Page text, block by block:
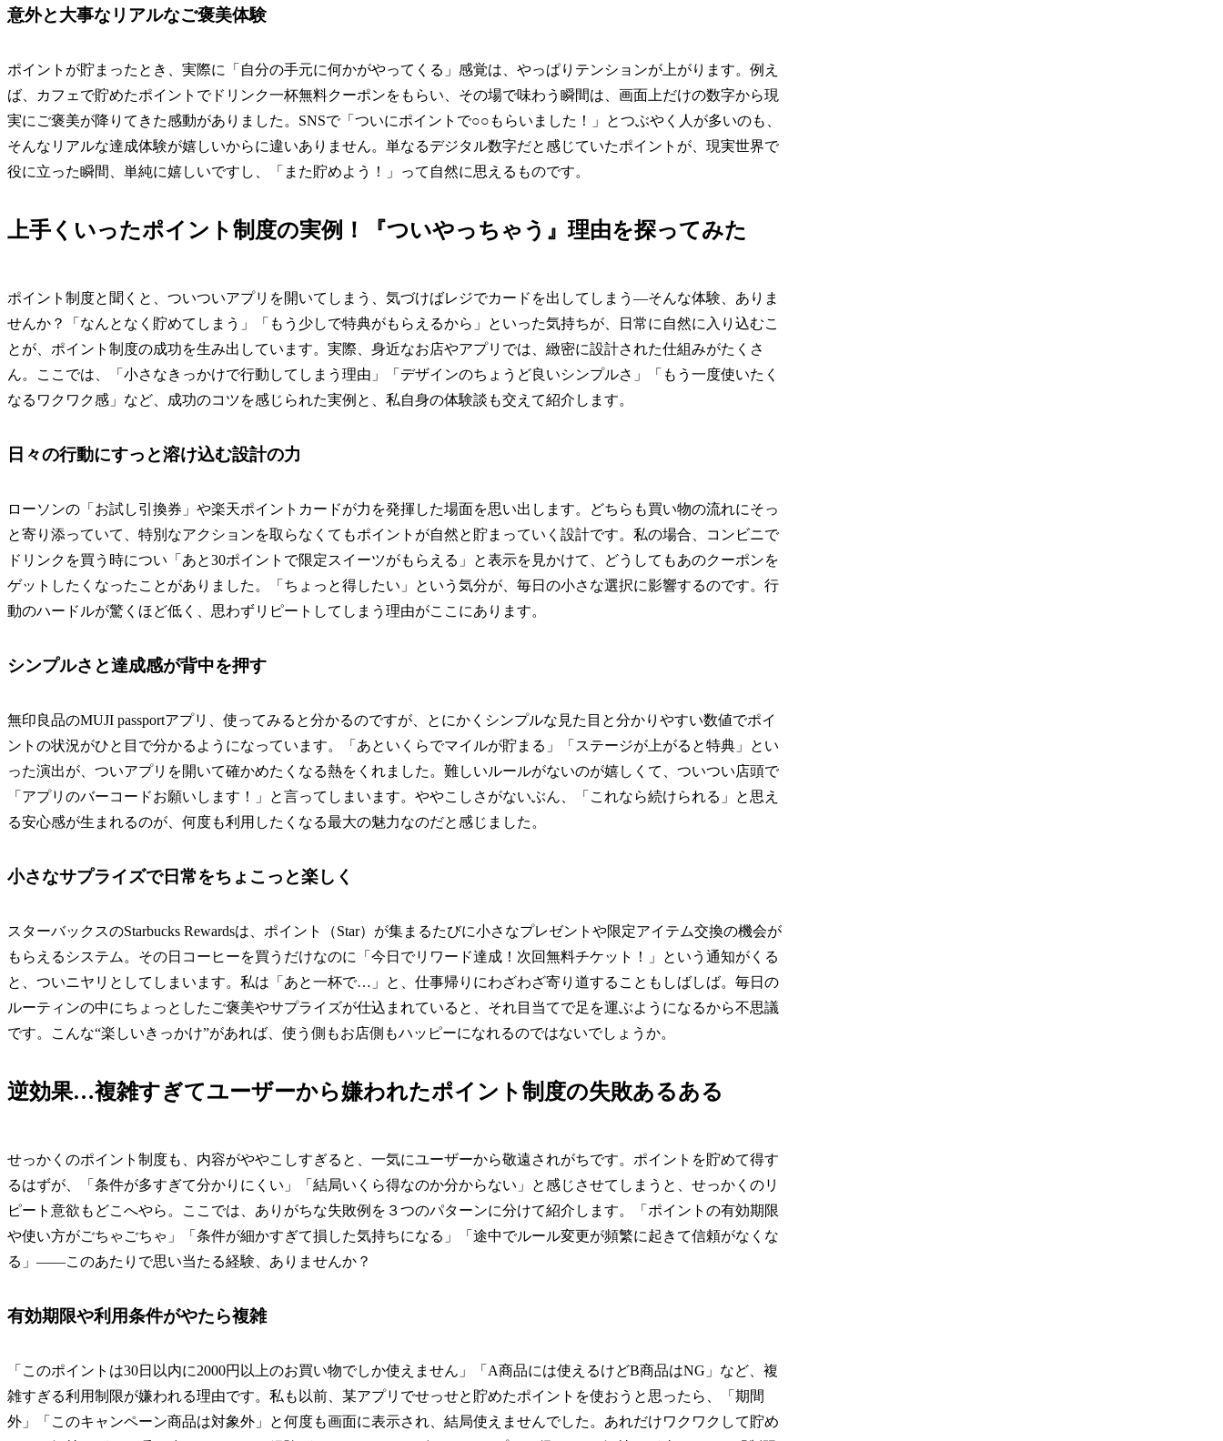
意外と大事なリアルなご褒美体験
ポイントが貯まったとき、実際に「自分の手元に何かがやってくる」感覚は、やっぱりテンションが上がります。例え
ば、カフェで貯めたポイントでドリンク一杯無料クーポンをもらい、その場で味わう瞬間は、画面上だけの数字から現
実にご褒美が降りてきた感動がありました。SNSで「ついにポイントで○○もらいました！」とつぶやく人が多いのも、
そんなリアルな達成体験が嬉しいからに違いありません。単なるデジタル数字だと感じていたポイントが、現実世界で
役に立った瞬間、単純に嬉しいですし、「また貯めよう！」って自然に思えるものです。
上手くいったポイント制度の実例！『ついやっちゃう』理由を探ってみた
ポイント制度と聞くと、ついついアプリを開いてしまう、気づけばレジでカードを出してしまう―そんな体験、ありま
せんか？「なんとなく貯めてしまう」「もう少しで特典がもらえるから」といった気持ちが、日常に自然に入り込むこ
とが、ポイント制度の成功を生み出しています。実際、身近なお店やアプリでは、緻密に設計された仕組みがたくさ
ん。ここでは、「小さなきっかけで行動してしまう理由」「デザインのちょうど良いシンプルさ」「もう一度使いたく
なるワクワク感」など、成功のコツを感じられた実例と、私自身の体験談も交えて紹介します。
日々の行動にすっと溶け込む設計の力
ローソンの「お試し引換券」や楽天ポイントカードが力を発揮した場面を思い出します。どちらも買い物の流れにそっ
と寄り添っていて、特別なアクションを取らなくてもポイントが自然と貯まっていく設計です。私の場合、コンビニで
ドリンクを買う時につい「あと30ポイントで限定スイーツがもらえる」と表示を見かけて、どうしてもあのクーポンを
ゲットしたくなったことがありました。「ちょっと得したい」という気分が、毎日の小さな選択に影響するのです。行
動のハードルが驚くほど低く、思わずリピートしてしまう理由がここにあります。
シンプルさと達成感が背中を押す
無印良品のMUJI passportアプリ、使ってみると分かるのですが、とにかくシンプルな見た目と分かりやすい数値でポイ
ントの状況がひと目で分かるようになっています。「あといくらでマイルが貯まる」「ステージが上がると特典」とい
った演出が、ついアプリを開いて確かめたくなる熱をくれました。難しいルールがないのが嬉しくて、ついつい店頭で
「アプリのバーコードお願いします！」と言ってしまいます。ややこしさがないぶん、「これなら続けられる」と思え
る安心感が生まれるのが、何度も利用したくなる最大の魅力なのだと感じました。
小さなサプライズで日常をちょこっと楽しく
スターバックスのStarbucks Rewardsは、ポイント（Star）が集まるたびに小さなプレゼントや限定アイテム交換の機会が
もらえるシステム。その日コーヒーを買うだけなのに「今日でリワード達成！次回無料チケット！」という通知がくる
と、ついニヤリとしてしまいます。私は「あと一杯で…」と、仕事帰りにわざわざ寄り道することもしばしば。毎日の
ルーティンの中にちょっとしたご褒美やサプライズが仕込まれていると、それ目当てで足を運ぶようになるから不思議
です。こんな“楽しいきっかけ”があれば、使う側もお店側もハッピーになれるのではないでしょうか。
逆効果…複雑すぎてユーザーから嫌われたポイント制度の失敗あるある
せっかくのポイント制度も、内容がややこしすぎると、一気にユーザーから敬遠されがちです。ポイントを貯めて得す
るはずが、「条件が多すぎて分かりにくい」「結局いくら得なのか分からない」と感じさせてしまうと、せっかくのリ
ピート意欲もどこへやら。ここでは、ありがちな失敗例を３つのパターンに分けて紹介します。「ポイントの有効期限
や使い方がごちゃごちゃ」「条件が細かすぎて損した気持ちになる」「途中でルール変更が頻繁に起きて信頼がなくな
る」——このあたりで思い当たる経験、ありませんか？
有効期限や利用条件がやたら複雑
「このポイントは30日以内に2000円以上のお買い物でしか使えません」「A商品には使えるけどB商品はNG」など、複
雑すぎる利用制限が嫌われる理由です。私も以前、某アプリでせっせと貯めたポイントを使おうと思ったら、「期間
外」「このキャンペーン商品は対象外」と何度も画面に表示され、結局使えませんでした。あれだけワクワクして貯め